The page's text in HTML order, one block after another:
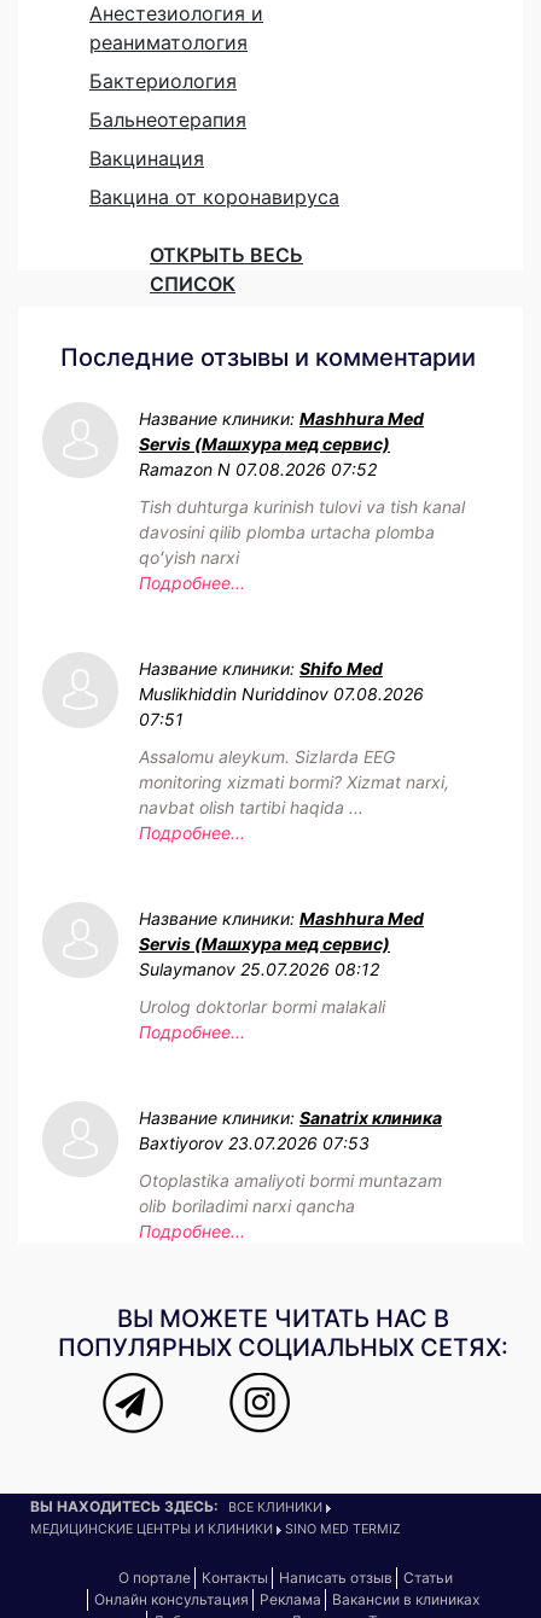
Анестезиология и
реаниматология
Бактериология
Бальнеотерапия
Вакцинация
Вакцина от коронавируса
ОТКРЫТЬ ВЕСЬ
СПИСОК
Последние отзывы и комментарии
Название клиники: Mashhura Med
Servis (Машхура мед сервис)
Ramazon N 07.08.2026 07:52
Tish duhturga kurinish tulovi va tish kanal
davosini qilib plomba urtacha plomba
qoʻyish narxi
Подробнее...
Название клиники: Shifo Med
Muslikhiddin Nuriddinov 07.08.2026
07:51
Assalomu aleykum. Sizlarda EEG
monitoring xizmati bormi? Xizmat narxi,
navbat olish tartibi haqida ...
Подробнее...
Название клиники: Mashhura Med
Servis (Машхура мед сервис)
Sulaymanov 25.07.2026 08:12
Urolog doktorlar bormi malakali
Подробнее...
Название клиники: Sanatrix клиника
Baxtiyorov 23.07.2026 07:53
Otoplastika amaliyoti bormi muntazam
olib boriladimi narxi qancha
Подробнее...
ВЫ МОЖЕТЕ ЧИТАТЬ НАС В
ПОПУЛЯРНЫХ СОЦИАЛЬНЫХ СЕТЯХ:
ВЫ НАХОДИТЕСЬ ЗДЕСЬ:
ВСЕ КЛИНИКИ
МЕДИЦИНСКИЕ ЦЕНТРЫ И КЛИНИКИ
SINO MED TERMIZ
О портале Контакты Написать отзыв
Статьи
Онлайн консультация
Реклама
Вакансии в клиниках